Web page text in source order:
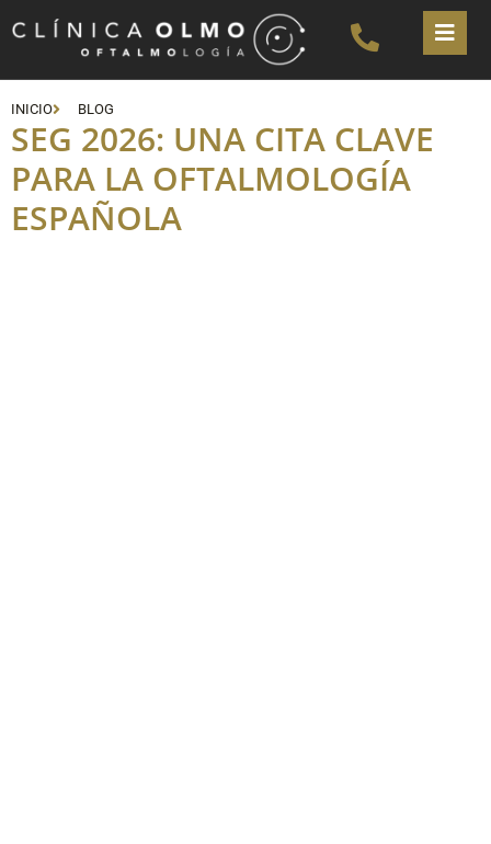
INICIO BLOG
SEG 2026: UNA CITA CLAVE
PARA LA OFTALMOLOGÍA
ESPAÑOLA